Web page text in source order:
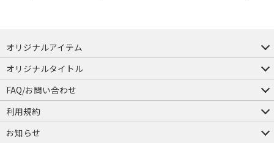
オリジナルアイテム
つままれ
つかまれ
ピョコッテ
オリジナルタイトル
アイテムヤ
ミスカトニック大學購買部
FAQ/お問い合わせ
FAQ
お問い合わせ
利用規約
会員規約・ポイント規約
特定商取引法に関する表示
プライバシーポリシー
お知らせ